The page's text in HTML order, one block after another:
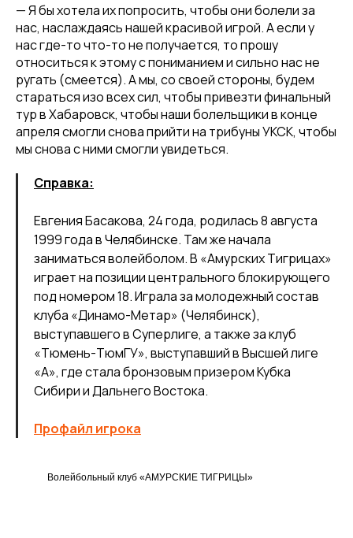
— Я бы хотела их попросить, чтобы они болели за
нас, наслаждаясь нашей красивой игрой. А если у
нас где-то что-то не получается, то прошу
относиться к этому с пониманием и сильно нас не
ругать (смеется). А мы, со своей стороны, будем
стараться изо всех сил, чтобы привезти финальный
тур в Хабаровск, чтобы наши болельщики в конце
апреля смогли снова прийти на трибуны УКСК, чтобы
мы снова с ними смогли увидеться.
Справка:
Евгения Басакова, 24 года, родилась 8 августа
1999 года в Челябинске. Там же начала
заниматься волейболом. В «Амурских Тигрицах»
играет на позиции центрального блокирующего
под номером 18. Играла за молодежный состав
клуба «Динамо-Метар» (Челябинск),
выступавшего в Суперлиге, а также за клуб
«Тюмень-ТюмГУ», выступавший в Высшей лиге
«А», где стала бронзовым призером Кубка
Сибири и Дальнего Востока.
Профайл игрока
Волейбольный клуб «АМУРСКИЕ ТИГРИЦЫ»
МЕДИА
Фото
Видео | Радио
Новости
Написать нам
Ⓒ 2023-2025 АНО «ВК «Амурские тигрицы»
Связаться с разработчиком сайта
Россия, г. Хабаровск, Амурский бульвар 1а, УКСК